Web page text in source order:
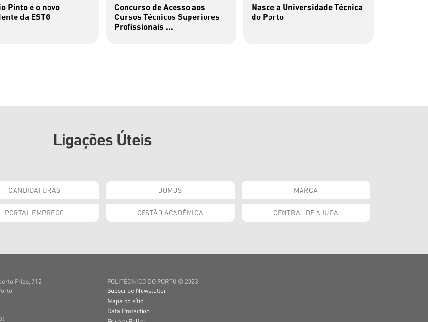
Pinto é o novo
da ESTG
Concurso de Acesso aos
Cursos Técnicos Superiores
Profissionais ...
Nasce a Universidade Técnica
do Porto
Ligações Úteis
CANDIDATURAS DOMUS MARCA
PORTAL EMPREGO GESTÃO ACADÉMICA CENTRAL DE AJUDA
Frias, 712
POLITÉCNICO DO PORTO © 2023
Subscribe Newsletter
Mapa do sítio
Data Protection